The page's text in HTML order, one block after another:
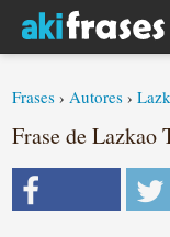
Frases ›Autores ›
Frase de Lazkao